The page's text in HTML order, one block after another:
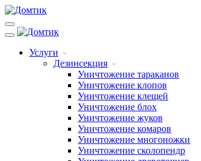
Услуги
Дезинсекция
Уничтожение тараканов
Уничтожение клопов
Уничтожение клещей
Уничтожение блох
Уничтожение жуков
Уничтожение комаров
Уничтожение многоножки
Уничтожение сколопендр